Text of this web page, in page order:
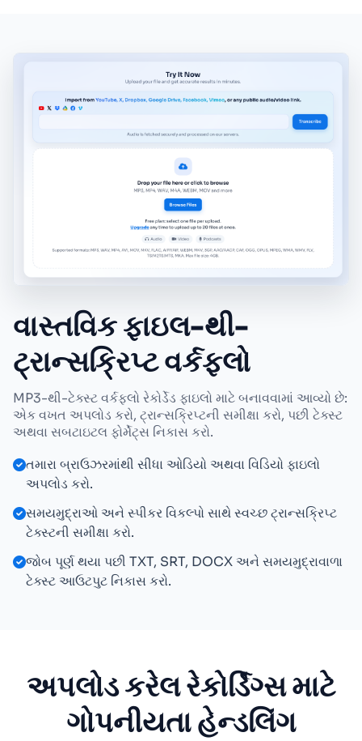
વાસ્તવિક ફાઇલ-થી-
ટ્રાન્સક્રિપ્ટ વર્કફ્લો
MP3-થી-ટેક્સ્ટ વર્કફ્લો રેકોર્ડેડ ફાઇલો માટે બનાવવામાં આવ્યો છે:
એક વખત અપલોડ કરો, ટ્રાન્સક્રિપ્ટની સમીક્ષા કરો, પછી ટેક્સ્ટ
અથવા સબટાઇટલ ફોર્મેટ્સ નિકાસ કરો.
તમારા બ્રાઉઝરમાંથી સીધા ઓડિયો અથવા વિડિયો ફાઇલો
અપલોડ કરો.
સમયમુદ્રાઓ અને સ્પીકર વિકલ્પો સાથે સ્વચ્છ ટ્રાન્સક્રિપ્ટ
ટેક્સ્ટની સમીક્ષા કરો.
જોબ પૂર્ણ થયા પછી TXT, SRT, DOCX અને સમયમુદ્રાવાળા
ટેક્સ્ટ આઉટપુટ નિકાસ કરો.
અપલોડ કરેલ રેકોર્ડિંગ્સ માટે
ગોપનીયતા હેન્ડલિંગ